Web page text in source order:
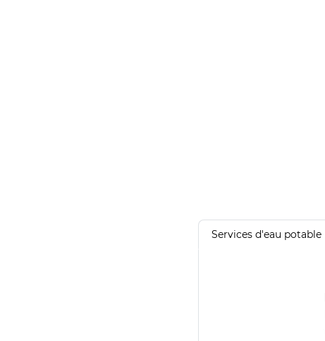
Services d'eau potable